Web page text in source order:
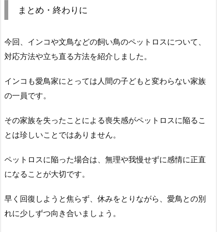
まとめ・終わりに
今回、インコや文鳥などの飼い鳥のペットロスについて、
対応方法や立ち直る方法を紹介しました。
インコも愛鳥家にとっては人間の子どもと変わらない家族
の一員です。
その家族を失ったことによる喪失感がペットロスに陥るこ
とは珍しいことではありません。
ペットロスに陥った場合は、無理や我慢せずに感情に正直
になることが大切です。
早く回復しようと焦らず、休みをとりながら、愛鳥との別
れに少しずつ向き合いましょう。